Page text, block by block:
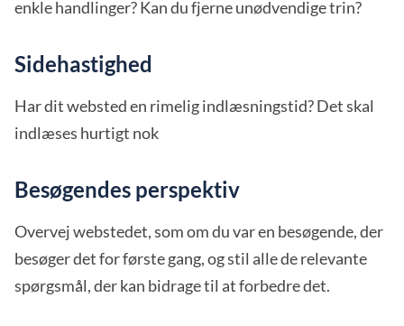
enkle handlinger? Kan du fjerne unødvendige trin?
Sidehastighed
Har dit websted en rimelig indlæsningstid? Det skal
indlæses hurtigt nok
Besøgendes perspektiv
Overvej webstedet, som om du var en besøgende, der
besøger det for første gang, og stil alle de relevante
spørgsmål, der kan bidrage til at forbedre det.